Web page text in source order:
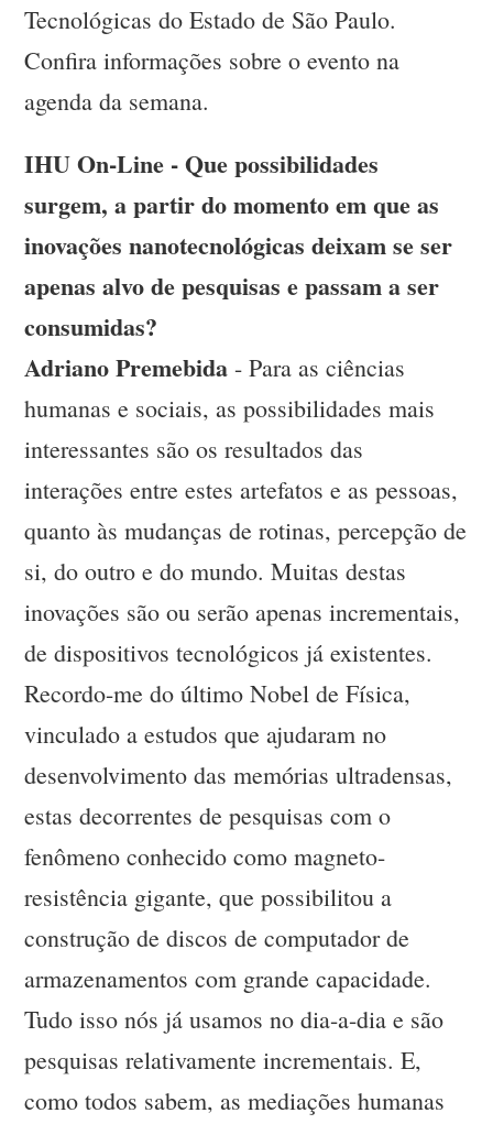
Tecnológicas do Estado de São Paulo.
Confira informações sobre o evento na
agenda da semana.
IHU On-Line - Que possibilidades
surgem, a partir do momento em que as
inovações nanotecnológicas deixam se ser
apenas alvo de pesquisas e passam a ser
consumidas?
Adriano Premebida - Para as ciências
humanas e sociais, as possibilidades mais
interessantes são os resultados das
interações entre estes artefatos e as pessoas,
quanto às mudanças de rotinas, percepção de
si, do outro e do mundo. Muitas destas
inovações são ou serão apenas incrementais,
de dispositivos tecnológicos já existentes.
Recordo-me do último Nobel de Física,
vinculado a estudos que ajudaram no
desenvolvimento das memórias ultradensas,
estas decorrentes de pesquisas com o
fenômeno conhecido como magneto-
resistência gigante, que possibilitou a
construção de discos de computador de
armazenamentos com grande capacidade.
Tudo isso nós já usamos no dia-a-dia e são
pesquisas relativamente incrementais. E,
como todos sabem, as mediações humanas